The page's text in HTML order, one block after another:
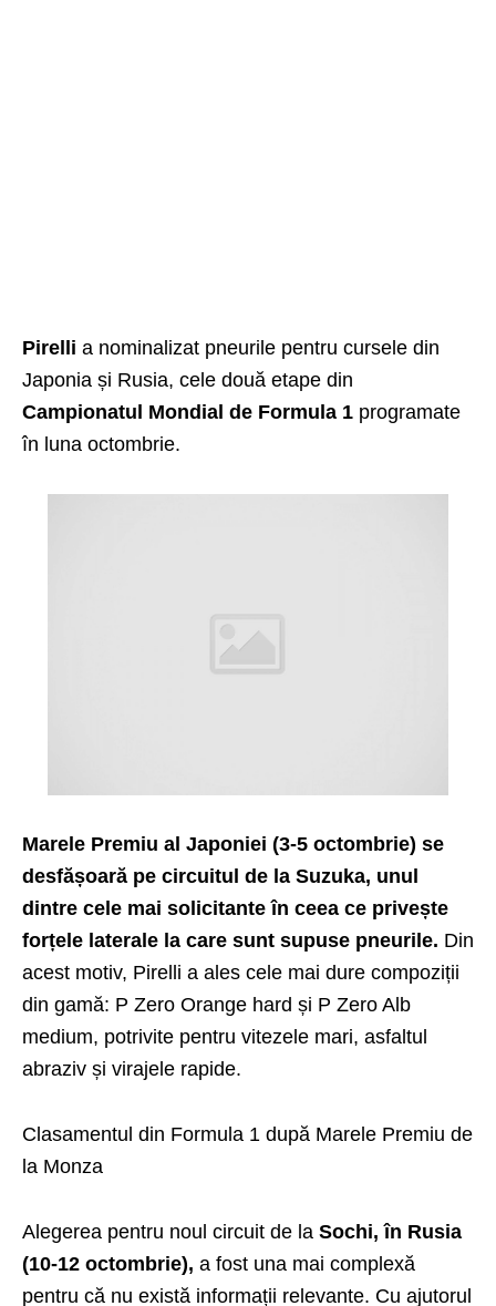
Pirelli a nominalizat pneurile pentru cursele din
Japonia și Rusia, cele două etape din
Campionatul Mondial de Formula 1 programate
în luna octombrie.
Marele Premiu al Japoniei (3-5 octombrie) se
desfășoară pe circuitul de la Suzuka, unul
dintre cele mai solicitante în ceea ce privește
forțele laterale la care sunt supuse pneurile. Din
acest motiv, Pirelli a ales cele mai dure compoziții
din gamă: P Zero Orange hard și P Zero Alb
medium, potrivite pentru vitezele mari, asfaltul
abraziv și virajele rapide.
Clasamentul din Formula 1 după Marele Premiu de
la Monza
Alegerea pentru noul circuit de la Sochi, în Rusia
(10-12 octombrie), a fost una mai complexă
pentru că nu există informații relevante. Cu ajutorul